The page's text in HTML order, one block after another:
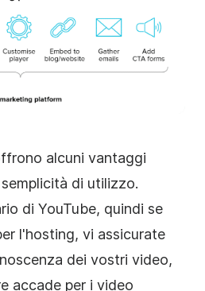
alcuni vantaggi
di utilizzo.
di YouTube, quindi se
l'hosting, vi assicurate
dei vostri video,
accade per i video